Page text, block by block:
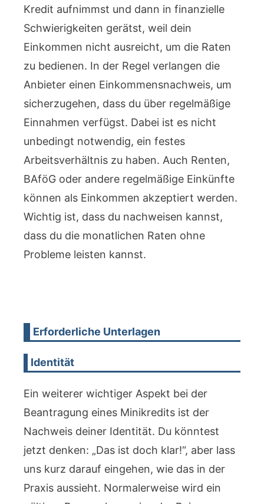
Kredit aufnimmst und dann in finanzielle
Schwierigkeiten gerätst, weil dein
Einkommen nicht ausreicht, um die Raten
zu bedienen. In der Regel verlangen die
Anbieter einen Einkommensnachweis, um
sicherzugehen, dass du über regelmäßige
Einnahmen verfügst. Dabei ist es nicht
unbedingt notwendig, ein festes
Arbeitsverhältnis zu haben. Auch Renten,
BAföG oder andere regelmäßige Einkünfte
können als Einkommen akzeptiert werden.
Wichtig ist, dass du nachweisen kannst,
dass du die monatlichen Raten ohne
Probleme leisten kannst.
Erforderliche Unterlagen
Identität
Ein weiterer wichtiger Aspekt bei der
Beantragung eines Minikredits ist der
Nachweis deiner Identität. Du könntest
jetzt denken: „Das ist doch klar!“, aber lass
uns kurz darauf eingehen, wie das in der
Praxis aussieht. Normalerweise wird ein